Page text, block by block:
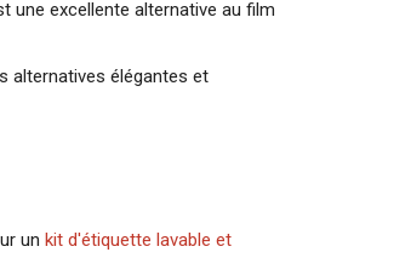
une excellente alternative au film
alternatives élégantes et
unkit d'étiquette lavable et